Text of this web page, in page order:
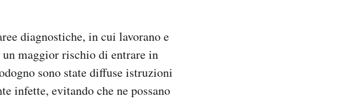
diagnostiche, in cui lavorano e
maggior rischio di entrare in
sono state diffuse istruzioni
infette, evitando che ne possano